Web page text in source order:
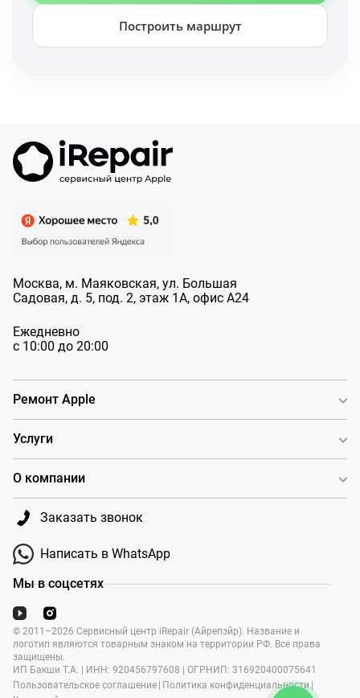
Построить маршрут
Москва, м. Маяковская, ул. Большая
Садовая, д. 5, под. 2, этаж 1А, офис А24
Ежедневно
с 10:00 до 20:00
Заказать звонок
Написать в WhatsApp
Ремонт Apple
Услуги
О компании
Мы в соцсетях
© 2011–2026 Сервисный центр iRepair (Айрепэйр). Название и
логотип являются товарным знаком на территории РФ. Все права
защищены.
ИП Бакши Т.А. | ИНН: 920456797608 | ОГРНИП: 316920400075641
Пользовательское соглашение | Политика конфиденциальности |